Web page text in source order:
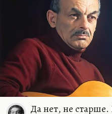
Да нет, не